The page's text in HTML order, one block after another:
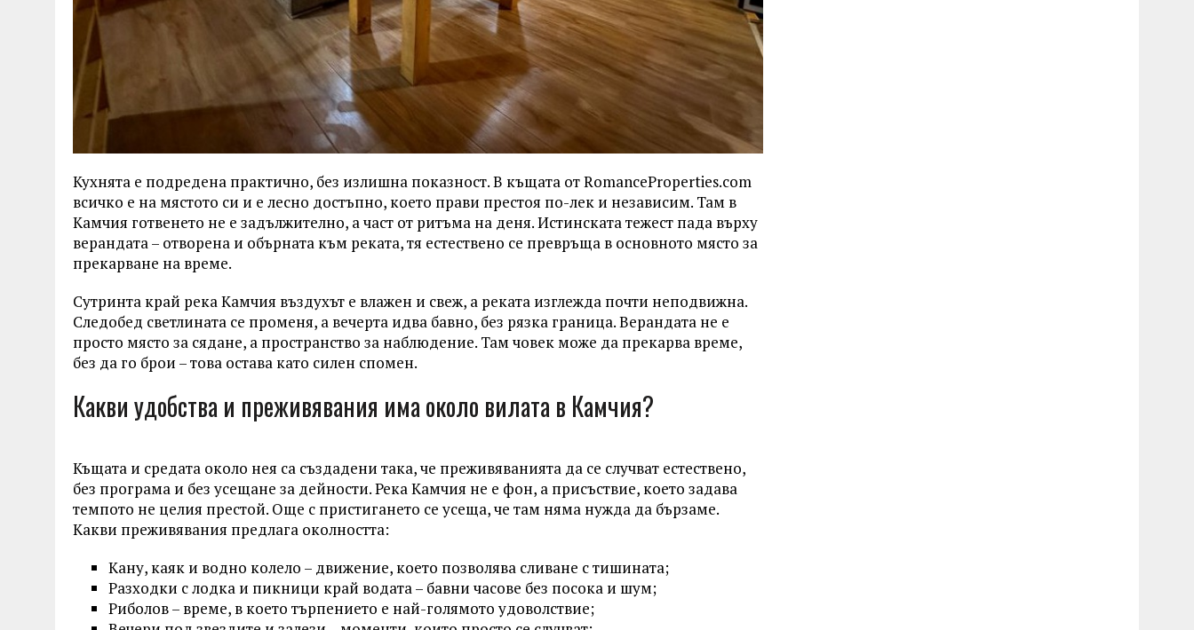
Кухнята е подредена практично, без излишна показност. В къщата от RomanceProperties.com
всичко е на мястото си и е лесно достъпно, което прави престоя по-лек и независим. Там в
Камчия готвенето не е задължително, а част от ритъма на деня. Истинската тежест пада върху
верандата – отворена и обърната към реката, тя естествено се превръща в основното място за
прекарване на време.
Сутринта край река Камчия въздухът е влажен и свеж, а реката изглежда почти неподвижна.
Следобед светлината се променя, а вечерта идва бавно, без рязка граница. Верандата не е
просто място за сядане, а пространство за наблюдение. Там човек може да прекарва време,
без да го брои – това остава като силен спомен.
Какви удобства и преживявания има около вилата в Камчия?
Къщата и средата около нея са създадени така, че преживяванията да се случват естествено,
без програма и без усещане за дейности. Река Камчия не е фон, а присъствие, което задава
темпото не целия престой. Още с пристигането се усеща, че там няма нужда да бързаме.
Какви преживявания предлага околността:
Кану, каяк и водно колело – движение, което позволява сливане с тишината;
Разходки с лодка и пикници край водата – бавни часове без посока и шум;
Риболов – време, в което търпението е най-голямото удоволствие;